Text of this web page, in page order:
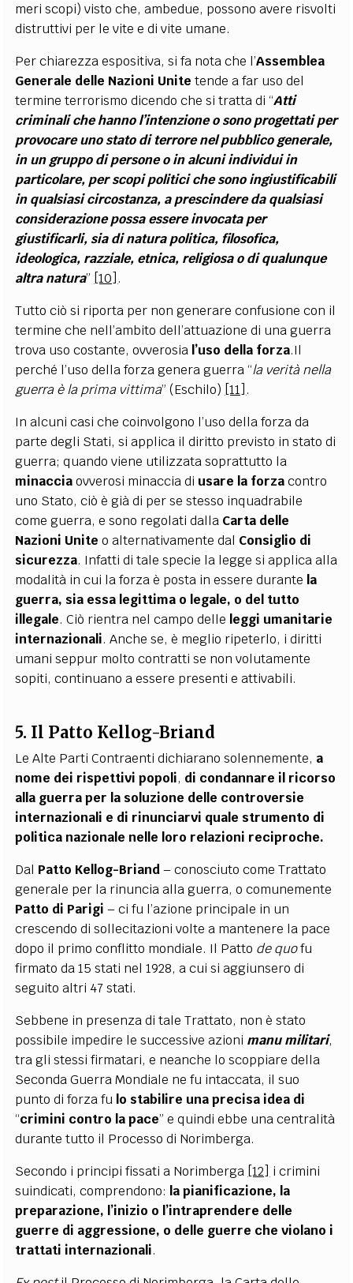
meri scopi) visto che, ambedue, possono avere risvolti
distruttivi per le vite e di vite umane.
Per chiarezza espositiva, si fa nota che l’Assemblea
Generale delle Nazioni Unite tende a far uso del
termine terrorismo dicendo che si tratta di “Atti
criminali che hanno l’intenzione o sono progettati per
provocare uno stato di terrore nel pubblico generale,
in un gruppo di persone o in alcuni individui in
particolare, per scopi politici che sono ingiustificabili
in qualsiasi circostanza, a prescindere da qualsiasi
considerazione possa essere invocata per
giustificarli, sia di natura politica, filosofica,
ideologica, razziale, etnica, religiosa o di qualunque
altra natura” [10] .
Tutto ciò si riporta per non generare confusione con il
termine che nell’ambito dell’attuazione di una guerra
trova uso costante, ovverosia l’uso della forza.Il
perché l’uso della forza genera guerra “la verità nella
guerra è la prima vittima” (Eschilo) [11] .
In alcuni casi che coinvolgono l’uso della forza da
parte degli Stati, si applica il diritto previsto in stato di
guerra; quando viene utilizzata soprattutto la
minacciaovverosi minaccia di usare la forzacontro
uno Stato, ciò è già di per se stesso inquadrabile
come guerra, e sono regolati dalla Carta delle
Nazioni Uniteo alternativamente dal Consiglio di
sicurezza. Infatti di tale specie la legge si applica alla
modalità in cui la forza è posta in essere durante la
guerra, sia essa legittima o legale, o del tutto
illegale. Ciò rientra nel campo delle leggi umanitarie
internazionali. Anche se, è meglio ripeterlo, i diritti
umani seppur molto contratti se non volutamente
sopiti, continuano a essere presenti e attivabili.
5. Il Patto Kellog-Briand
Le Alte Parti Contraenti dichiarano solennemente, a
nome dei rispettivi popoli, di condannare il ricorso
alla guerra per la soluzione delle controversie
internazionali e di rinunciarvi quale strumento di
politica nazionale nelle loro relazioni reciproche.
Dal Patto Kellog-Briand– conosciuto come Trattato
generale per la rinuncia alla guerra, o comunemente
Patto di Parigi– ci fu l’azione principale in un
crescendo di sollecitazioni volte a mantenere la pace
dopo il primo conflitto mondiale. Il Patto de quofu
firmato da 15 stati nel 1928, a cui si aggiunsero di
seguito altri 47 stati.
Sebbene in presenza di tale Trattato, non è stato
possibile impedire le successive azioni manu militari,
tra gli stessi firmatari, e neanche lo scoppiare della
Seconda Guerra Mondiale ne fu intaccata, il suo
punto di forza fu lo stabilire una precisa idea di
“crimini contro la pace” e quindi ebbe una centralità
durante tutto il Processo di Norimberga.
Secondo i principi fissati a Norimberga [12]
i crimini
suindicati, comprendono: la pianificazione, la
preparazione, l’inizio o l’intraprendere delle
guerre di aggressione, o delle guerre che violano i
trattati internazionali.